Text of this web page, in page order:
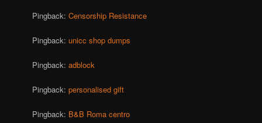
Pingback:Censorship Resistance
Pingback:unicc shop dumps
Pingback:adblock
Pingback:personalised gift
Pingback: B&B Roma centro